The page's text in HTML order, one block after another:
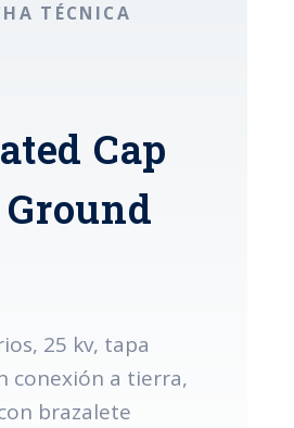
TÉCNICA
Cap
25 kv, tapa
conexión a tierra,
brazalete